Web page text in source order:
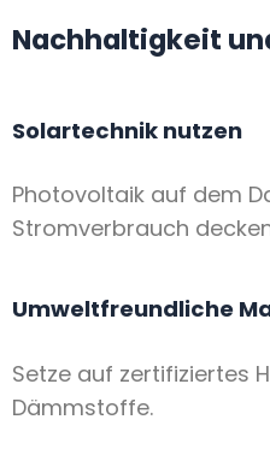
Nachhaltigkeit
Solartechnik nutzen
Photovoltaik auf dem
Stromverbrauch
Umweltfreundliche
Setze auf zertifiziertes
Dämmstoffe.